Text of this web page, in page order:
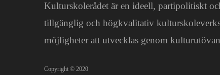
Kulturskolerådet är en ideell, partipolitiskt
tillgänglig och högkvalitativ
möjligheter att utvecklas genom
Copyright © 2020